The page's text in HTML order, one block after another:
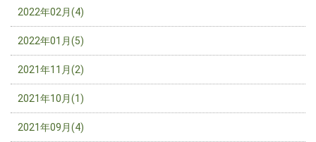
2022年02月(4)
2022年01月(5)
2021年11月(2)
2021年10月(1)
2021年09月(4)